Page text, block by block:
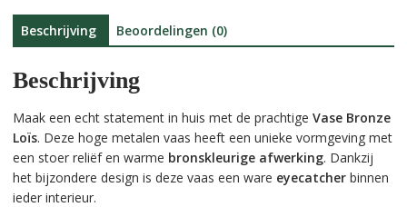
:
Beschrijving Beoordelingen (0)
Beschrijving
Maak een echt statement in huis met de prachtige Vase Bronze
Loïs. Deze hoge metalen vaas heeft een unieke vormgeving met
een stoer reliëf en warme bronskleurige afwerking. Dankzij
het bijzondere design is deze vaas een ware eyecatcherbinnen
ieder interieur.